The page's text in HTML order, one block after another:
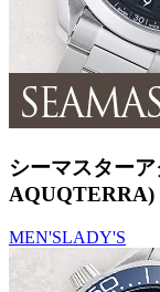
シーマスター
AQUQTERRA)
MEN'SLADY'S